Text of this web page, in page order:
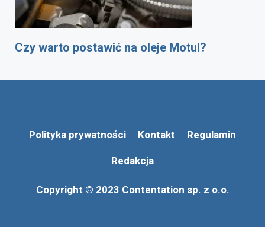
Czy warto postawić na oleje Motul?
Polityka prywatności Kontakt Regulamin
Redakcja
Copyright © 2023 Contentation sp. z o.o.